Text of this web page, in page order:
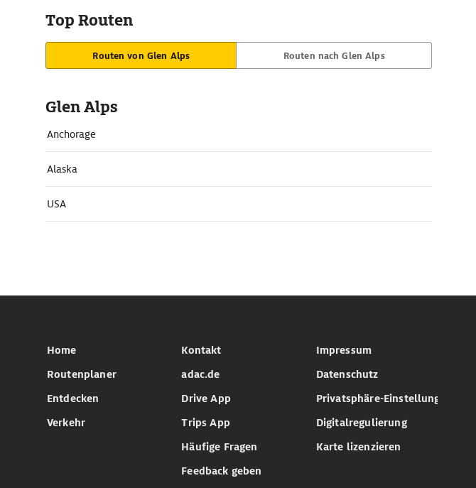
Top Routen
Routen von Glen Alps Routen nach Glen Alps
Glen Alps
Anchorage
Alaska
USA
Home
Routenplaner
Entdecken
Verkehr
Kontakt
adac.de
Drive App
Trips App
Häufige Fragen
Feedback geben
Impressum
Datenschutz
Privatsphäre-Einstellungen
Digitalregulierung
Karte lizenzieren